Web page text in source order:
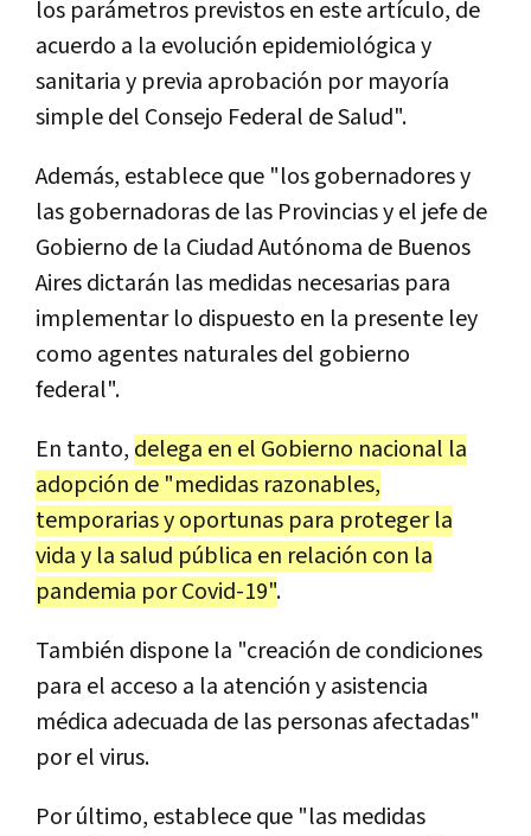
los parámetros previstos en este artículo, de
acuerdo a la evolución epidemiológica y
sanitaria y previa aprobación por mayoría
simple del Consejo Federal de Salud".
Además, establece que "los gobernadores y
las gobernadoras de las Provincias y el jefe de
Gobierno de la Ciudad Autónoma de Buenos
Aires dictarán las medidas necesarias para
implementar lo dispuesto en la presente ley
como agentes naturales del gobierno
federal".
En tanto, delega en el Gobierno nacional la
adopción de "medidas razonables,
temporarias y oportunas para proteger la
vida y la salud pública en relación con la
pandemia por Covid-19".
También dispone la "creación de condiciones
para el acceso a la atención y asistencia
médica adecuada de las personas afectadas"
por el virus.
Por último, establece que "las medidas